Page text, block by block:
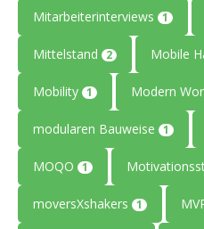
Mitarbeiterinterviews 1
Mittelstand 2 Mobile
Mobility 1 Modern
modularen Bauweise 1
MOQO 1
moversXshakers 1